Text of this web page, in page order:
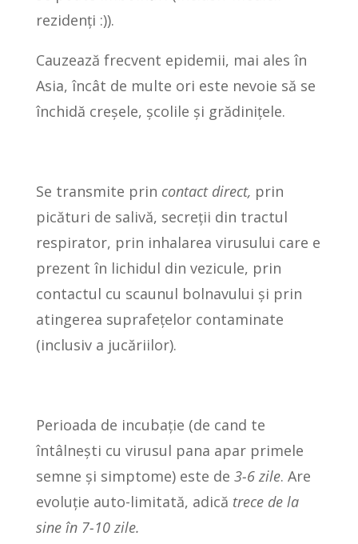
rezidenți :)).
Cauzează frecvent epidemii, mai ales în
Asia, încât de multe ori este nevoie să se
închidă creșele, școlile și grădinițele.
Se transmite prin contact direct, prin
picături de salivă, secreții din tractul
respirator, prin inhalarea virusului care e
prezent în lichidul din vezicule, prin
contactul cu scaunul bolnavului și prin
atingerea suprafețelor contaminate
(inclusiv a jucăriilor).
Perioada de incubație (de cand te
întâlnești cu virusul pana apar primele
semne și simptome) este de 3-6 zile. Are
evoluție auto-limitată, adică trece de la
sine în 7-10 zile.